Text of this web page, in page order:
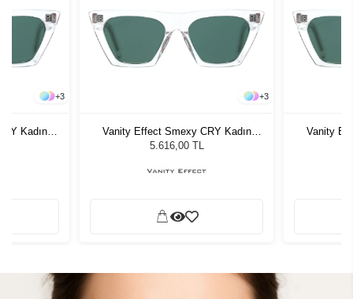
+3
Kadın
+3
Vanity Effect Smexy CRY Kadın
Güneş Gözlüğü
5.616,00 TL
Vanity